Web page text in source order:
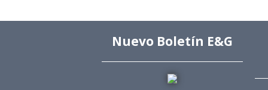
Nuevo Boletín E&G